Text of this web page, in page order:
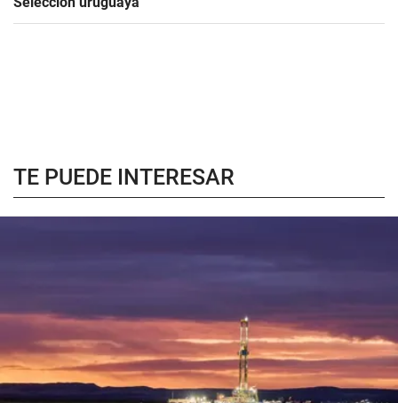
TE PUEDE INTERESAR